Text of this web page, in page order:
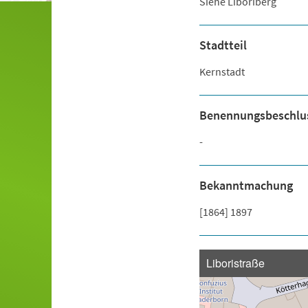
Stadtteil
Kernstadt
-
Bekanntmachung
[1864] 1897
Liboristraße